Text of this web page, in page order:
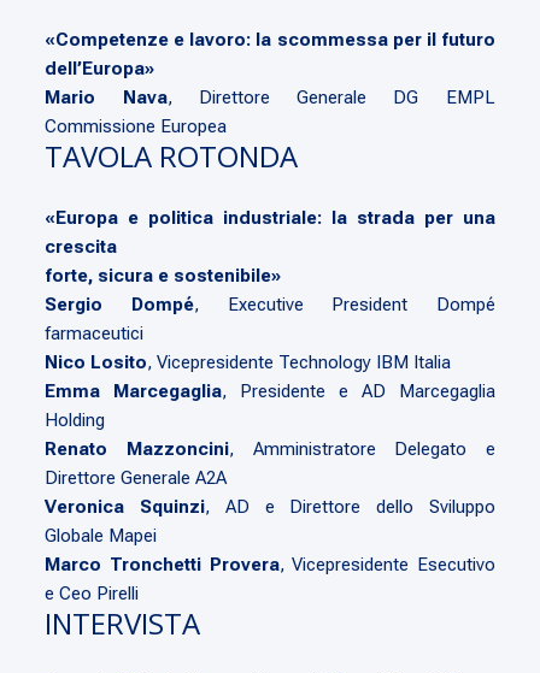
«Competenze e lavoro: la scommessa per il futuro
dell’Europa»
Mario Nava, Direttore Generale DG EMPL
Commissione Europea
TAVOLA ROTONDA
«Europa e politica industriale: la strada per una
crescita
forte, sicura e sostenibile»
Sergio Dompé, Executive President Dompé
farmaceutici
Nico Losito, Vicepresidente Technology IBM Italia
Emma Marcegaglia, Presidente e AD Marcegaglia
Holding
Renato Mazzoncini, Amministratore Delegato e
Direttore Generale A2A
Veronica Squinzi, AD e Direttore dello Sviluppo
Globale Mapei
Marco Tronchetti Provera, Vicepresidente Esecutivo
e Ceo Pirelli
INTERVISTA